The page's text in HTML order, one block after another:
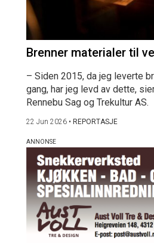
Brenner materialer til
– Siden 2015, da jeg leverte
gang, har jeg levd av dette,
Rennebu Sag og Trekultur AS.
22 Jun 2026 • REPORTASJE